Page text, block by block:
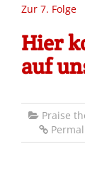
Zur 7. Folge
Hier
auf
Praise